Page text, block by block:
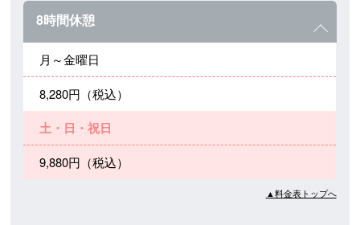
8時間休憩
月～金曜日
8,280円（税込）
土・日・祝日
9,880円（税込）
▲料金表トップへ